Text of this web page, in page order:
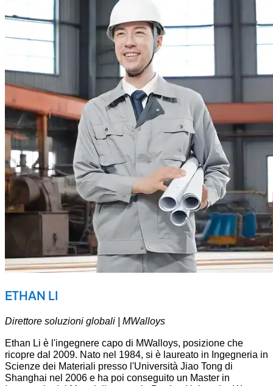
ETHAN LI
Direttore soluzioni globali | MWalloys
Ethan Li è l'ingegnere capo di MWalloys, posizione che
ricopre dal 2009. Nato nel 1984, si è laureato in Ingegneria in
Scienze dei Materiali presso l'Università Jiao Tong di
Shanghai nel 2006 e ha poi conseguito un Master in